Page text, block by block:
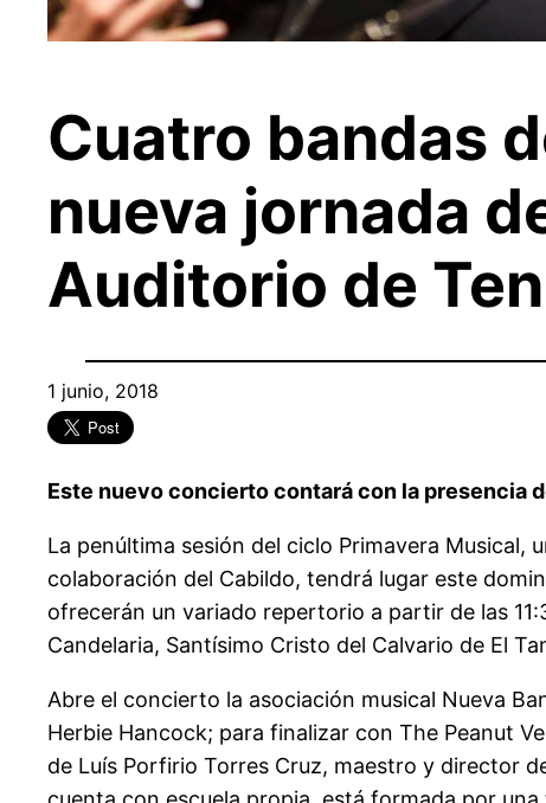
Cuatro bandas
nueva jornada
Auditorio de
1 junio, 2018
Este nuevo concierto contará con la presencia
La penúltima sesión del ciclo Primavera Musical,
colaboración del Cabildo, tendrá lugar este
ofrecerán un variado repertorio a partir de las
Candelaria, Santísimo Cristo del Calvario de El
Abre el concierto la asociación musical Nueva
Herbie Hancock; para finalizar con The Peanut
de Luís Porfirio Torres Cruz, maestro y director